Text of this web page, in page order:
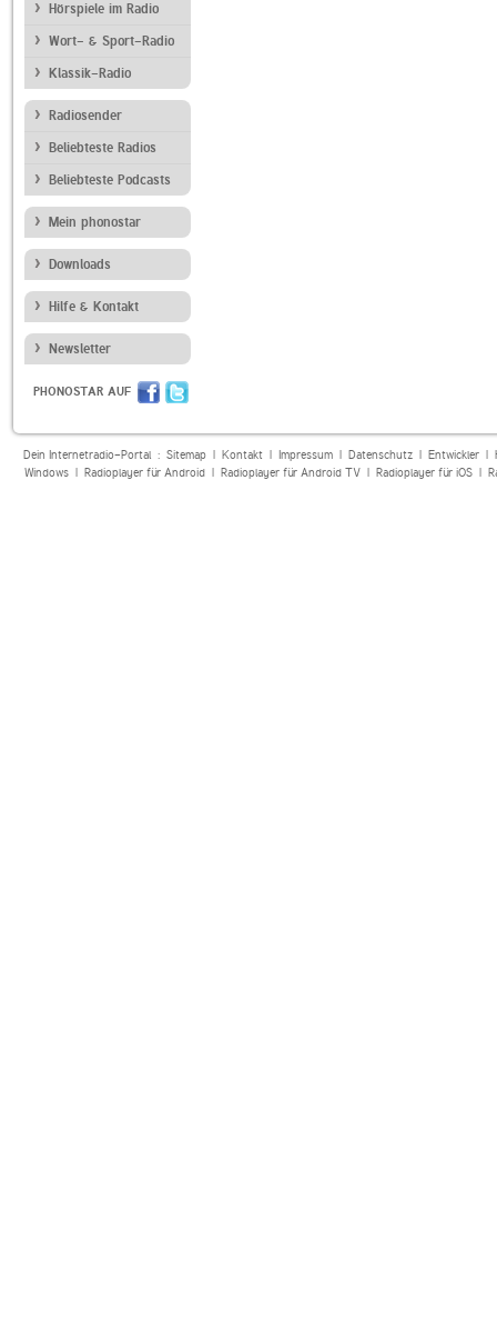
Hörspiele im Radio
Wort- & Sport-Radio
Klassik-Radio
Radiosender
Beliebteste Radios
Beliebteste Podcasts
Mein phonostar
Downloads
Hilfe & Kontakt
Newsletter
PHONOSTAR AUF
Dein Internetradio-Portal : Sitemap| Kontakt| Impressum| Datenschutz| Entwickler|
Windows| Radioplayer für Android| Radioplayer für Android TV| Radioplayer für iOS|